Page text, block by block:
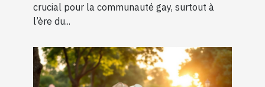
crucial pour la communauté gay, surtout à
l’ère du...